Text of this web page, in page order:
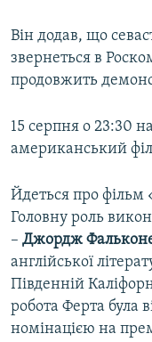
Він додав, що
звернеться в
продовжить
15 серпня о 23:30
американський
Йдеться про фільм
Головну роль
– Джордж
англійської
Південній
робота Ферта була
номінацією на